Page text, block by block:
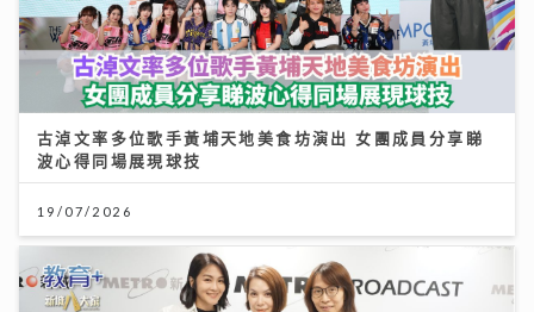
古淖文率多位歌手黃埔天地美食坊演出 女團成員分享睇
波心得同場展現球技
19/07/2026